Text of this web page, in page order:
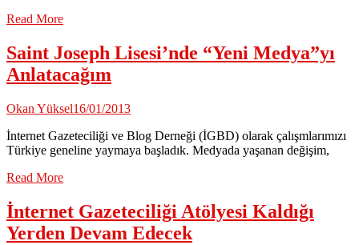
Read More
Saint Joseph Lisesi’nde “Yeni Medya”yı
Anlatacağım
Okan Yüksel16/01/2013
İnternet Gazeteciliği ve Blog Derneği (İGBD) olarak çalışmlarımızı
Türkiye geneline yaymaya başladık. Medyada yaşanan değişim,
Read More
İnternet Gazeteciliği Atölyesi Kaldığı
Yerden Devam Edecek